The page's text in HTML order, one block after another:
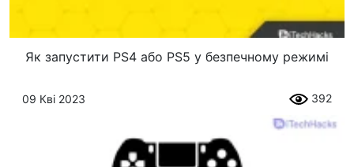
Як запустити PS4 або PS5 у безпечному режимі
09 Кві 2023 392